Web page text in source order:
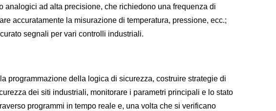
ad alta precisione, che richiedono una frequenza di
accuratamente la misurazione di temperatura, pressione, ecc.;
segnali per vari controlli industriali.
programmazione della logica di sicurezza, costruire strategie di
dei siti industriali, monitorare i parametri principali e lo stato
programmi in tempo reale e, una volta che si verificano